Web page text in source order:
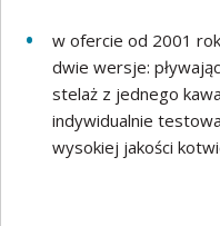
w ofercie od 2001
dwie wersje:
stelaż z jednego
indywidualnie
wysokiej jakości